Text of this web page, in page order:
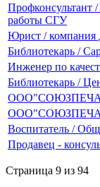
Профконсультант
работы СГУ
Юрист /
Библиотекарь /
Инженер по
Библиотекарь /
Воспитатель /
Продавец -
Страница 9 из 94